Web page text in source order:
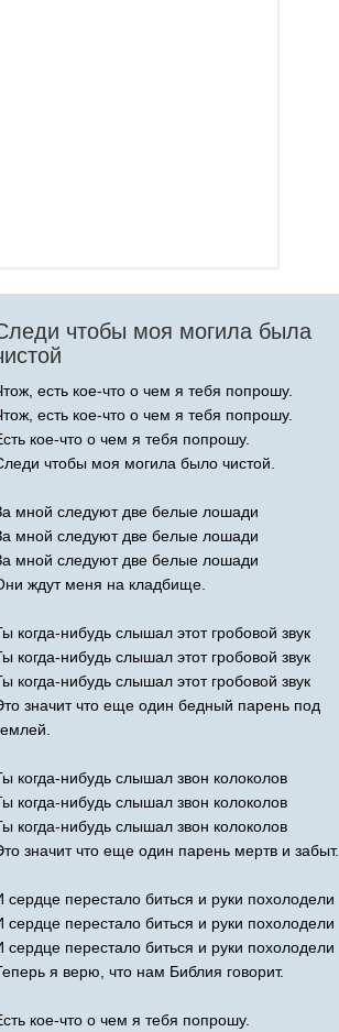
чтобы моя могила была
есть кое-что о чем я тебя попрошу.
есть кое-что о чем я тебя попрошу.
кое-что о чем я тебя попрошу.
чтобы моя могила было чистой.
мной следуют две белые лошади
мной следуют две белые лошади
мной следуют две белые лошади
ждут меня на кладбище.
когда-нибудь слышал этот гробовой звук
когда-нибудь слышал этот гробовой звук
когда-нибудь слышал этот гробовой звук
значит что еще один бедный парень под
когда-нибудь слышал звон колоколов
когда-нибудь слышал звон колоколов
когда-нибудь слышал звон колоколов
значит что еще один парень мертв и забыт.
сердце перестало биться и руки похолодели
сердце перестало биться и руки похолодели
сердце перестало биться и руки похолодели
я верю, что нам Библия говорит.
кое-что о чем я тебя попрошу.